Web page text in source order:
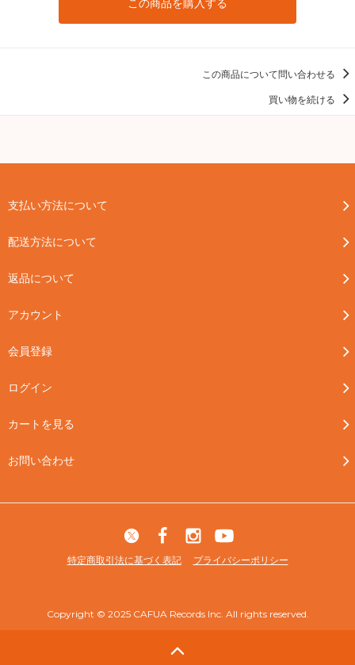
この商品について問い合わせる
買い物を続ける
支払い方法について
配送方法について
返品について
アカウント
会員登録
ログイン
カートを見る
お問い合わせ
特定商取引法に基づく表記 プライバシーポリシー
Copyright © 2025 CAFUA Records Inc. All rights reserved.